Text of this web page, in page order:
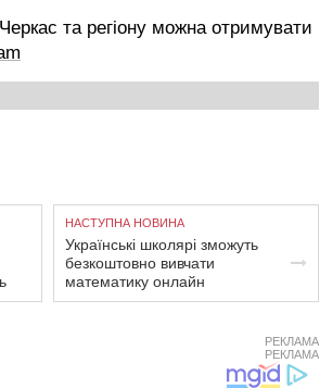
та регіону можна отримувати
НАСТУПНА НОВИНА
Українські школярі зможуть
безкоштовно вивчати
математику онлайн
РЕКЛАМА
РЕКЛАМА